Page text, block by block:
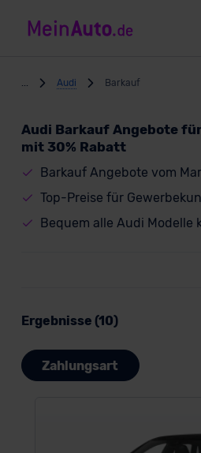
Audi Barkauf
Audi Barkauf Angebote
mit 30% Rabatt
Barkauf Angebote vom
Top-Preise für
Bequem alle Audi Modelle
Ergebnisse (10)
Zahlungsart